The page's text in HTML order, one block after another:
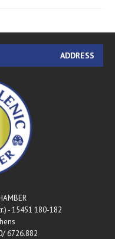
ADDRESS
180-182 Kifissias Av. (Olympionikon Str.) - 15451
6726.882